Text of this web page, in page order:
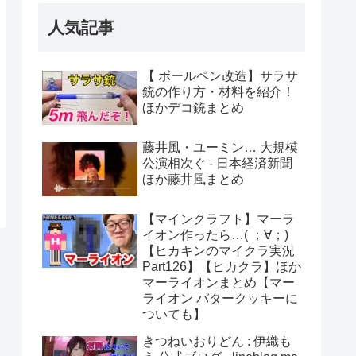
人気記事
【 ボールペン改造】サラサ
銃の作り方・材料を紹介！
ほかデコ銃まとめ
藤井風・ユーミン… 大規模
公演相次ぐ - 日本経済新聞
ほか藤井風まとめ
【マインクラフト】マーラ
イオン作ったら…( ；∀；)
【ヒカキンのマイクラ実況
Part126】【ヒカクラ】ほか
マーライオンまとめ【マー
ライオン バタークッキーに
ついても】
きつねいおりどん : 伊織も